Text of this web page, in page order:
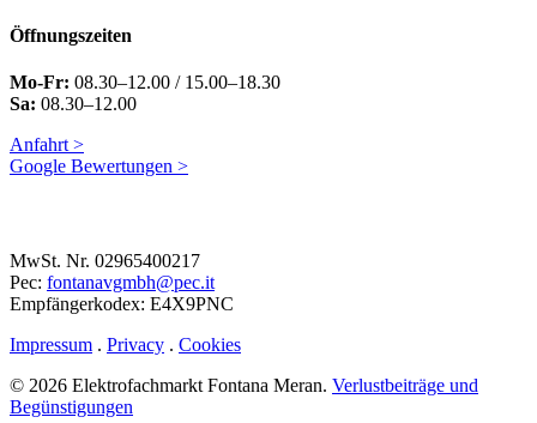
Öffnungszeiten
Mo-Fr: 08.30–12.00 / 15.00–18.30
Sa: 08.30–12.00
Anfahrt >
Google Bewertungen >
MwSt. Nr. 02965400217
Pec: fontanavgmbh@pec.it
Empfängerkodex: E4X9PNC
Impressum . Privacy . Cookies
© 2026 Elektrofachmarkt Fontana Meran. Verlustbeiträge und
Begünstigungen